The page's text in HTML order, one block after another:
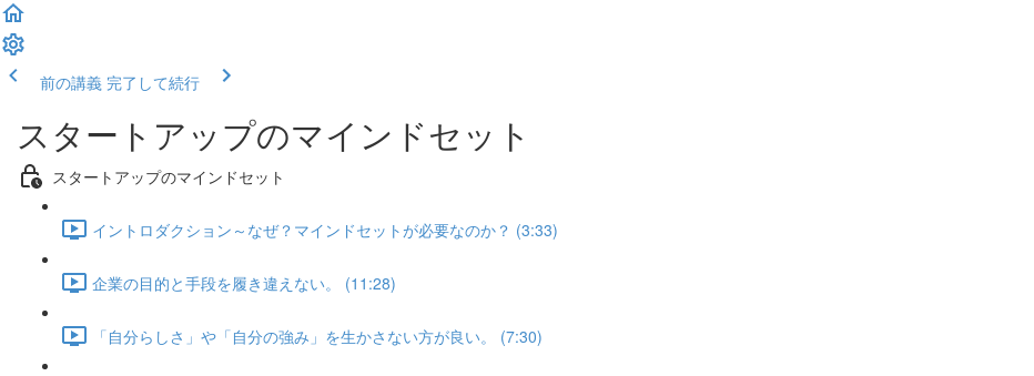
前の講義 完了して続行
スタートアップのマインドセット
スタートアップのマインドセット
イントロダクション～なぜ？マインドセットが必要なのか？ (3:33)
企業の目的と手段を履き違えない。 (11:28)
「自分らしさ」や「自分の強み」を生かさない方が良い。 (7:30)